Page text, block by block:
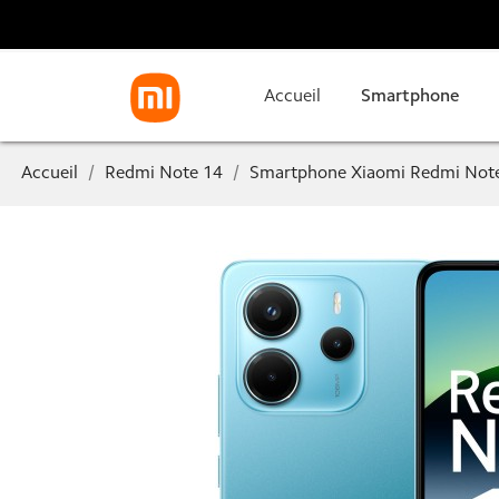
Accueil Smartphone
Accueil Redmi Note 14 Smartphone Xiaomi Redmi